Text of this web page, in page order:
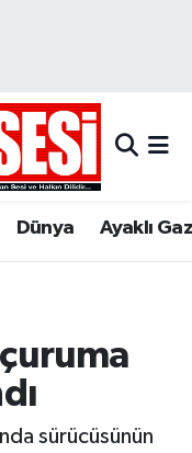
Dünya Ayaklı
sürücüsünün